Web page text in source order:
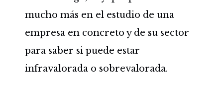
mucho más en el estudio de una
empresa en concreto y de su sector
para saber si puede estar
infravalorada o sobrevalorada.